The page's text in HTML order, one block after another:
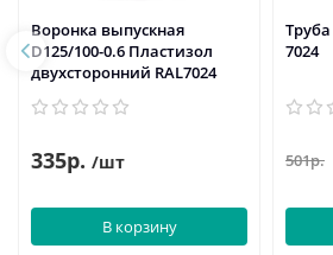
Воронка выпускная
D125/100-0.6 Пластизол
двухсторонний RAL7024
335р. /шт
В корзину
7024
501р.